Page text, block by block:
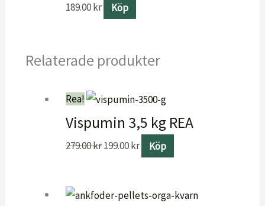
189.00kr Köp
Relaterade produkter
Rea!
Vispumin 3,5 kg REA
279.00kr199.00kr Köp